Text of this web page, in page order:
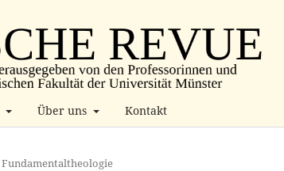
Über uns Kontakt
Fundamentaltheologie